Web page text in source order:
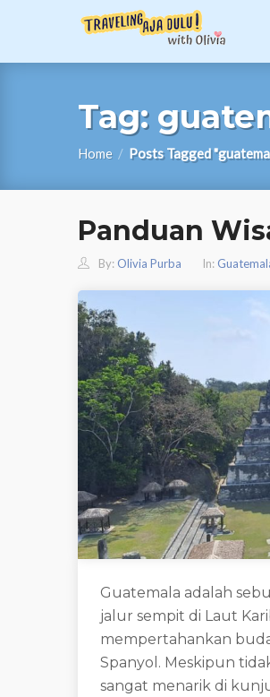
Tag:
Home / Posts Tagged
Panduan
By: Olivia Purba In:
Guatemala adalah
jalur sempit di Laut
mempertahankan
Spanyol. Meskipun
sangat menarik di